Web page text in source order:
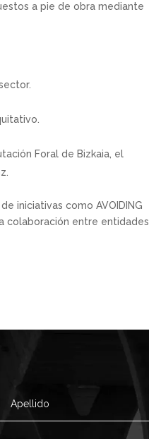
a pie de obra mediante
Foral de Bizkaia, el
iniciativas como AVOIDING
colaboración entre entidades